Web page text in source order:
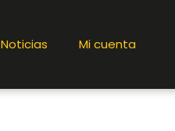
Noticias Mi cuenta